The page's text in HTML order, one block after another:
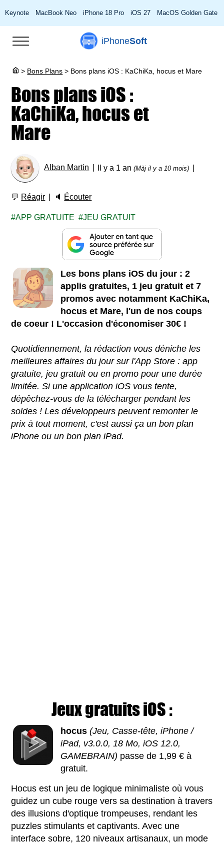
Keynote MacBook Neo iPhone 18 Pro iOS 27 MacOS Golden Gate
iPhoneSoft
> Bons Plans > Bons plans iOS : KaChiKa, hocus et Mare
Bons plans iOS :
KaChiKa, hocus et
Mare
Alban Martin Il y a 1 an(Màj il y a 10 mois)
💬 Réagir 🔈 Écouter
APP GRATUITE JEU GRATUIT
Les bons plans iOS du jour : 2
applis gratuites, 1 jeu gratuit et 7
promos avec notamment KaChiKa,
hocus et Mare, l'un de nos coups
de coeur ! L'occasion d'économiser 30€ !
Quotidiennement, la rédaction vous déniche les
meilleures affaires du jour sur l'App Store : app
gratuite, jeu gratuit ou en promo pour une durée
limitée. Si une application iOS vous tente,
dépêchez-vous de la télécharger pendant les
soldes ! Les développeurs peuvent remonter le
prix à tout moment, c'est aussi ça un bon plan
iPhone ou un bon plan iPad.
Jeux gratuits iOS :
hocus (Jeu, Casse-tête, iPhone /
iPad, v3.0.0, 18 Mo, iOS 12.0,
GAMEBRAIN) passe de 1,99 € à
gratuit.
Hocus est un jeu de logique minimaliste où vous
guidez un cube rouge vers sa destination à travers
des illusions d'optique trompeuses, rendant les
puzzles stimulants et captivants. Avec une
interface sobre, 120 niveaux artisanaux, un mode